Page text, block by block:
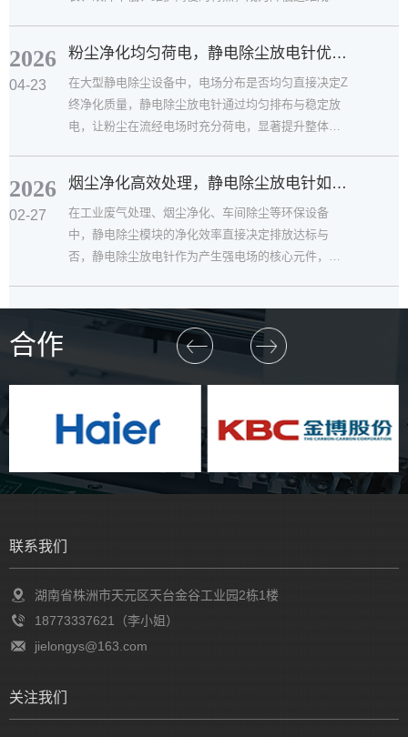
2026
04-23
粉尘净化均匀荷电，静电除尘放电针优化整体除尘效...
在大型静电除尘设备中，电场分布是否均匀直接决定Z
终净化质量，静电除尘放电针通过均匀排布与稳定放
电，让粉尘在流经电场时充分荷电，显著提升整体除
2026
02-27
烟尘净化高效处理，静电除尘放电针如何提升清灰除...
在工业废气处理、烟尘净化、车间除尘等环保设备
中，静电除尘模块的净化效率直接决定排放达标与
否，静电除尘放电针作为产生强电场的核心元件，承
合作
联系我们
湖南省株洲市天元区天台金谷工业园2栋1楼
18773337621（李小姐）
jielongys@163.com
关注我们